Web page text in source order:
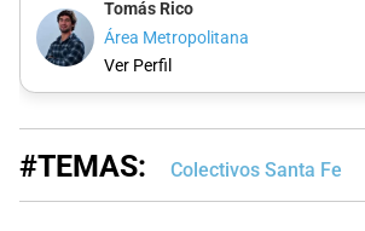
Tomás Rico
Área Metropolitana
Ver Perfil
#TEMAS: Colectivos Santa Fe